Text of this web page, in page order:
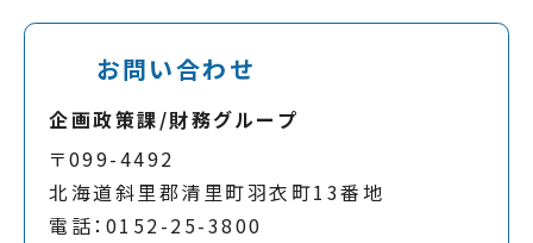
お問い合わせ
企画政策課/財務グループ
〒099-4492
北海道斜里郡清里町羽衣町13番地
電話：0152-25-3800